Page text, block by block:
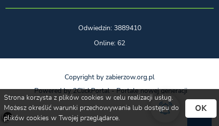
Odwiedzin: 3889410
Online: 62
Copyright by zabierzow.org.pl
Powered by2ClickPortal- Portale nowej generacji
Strona korzysta z plików cookies w celu realizacji usług.
Możesz określić warunki przechowywania lub dostępu do
plików cookies w Twojej przeglądarce.
OK